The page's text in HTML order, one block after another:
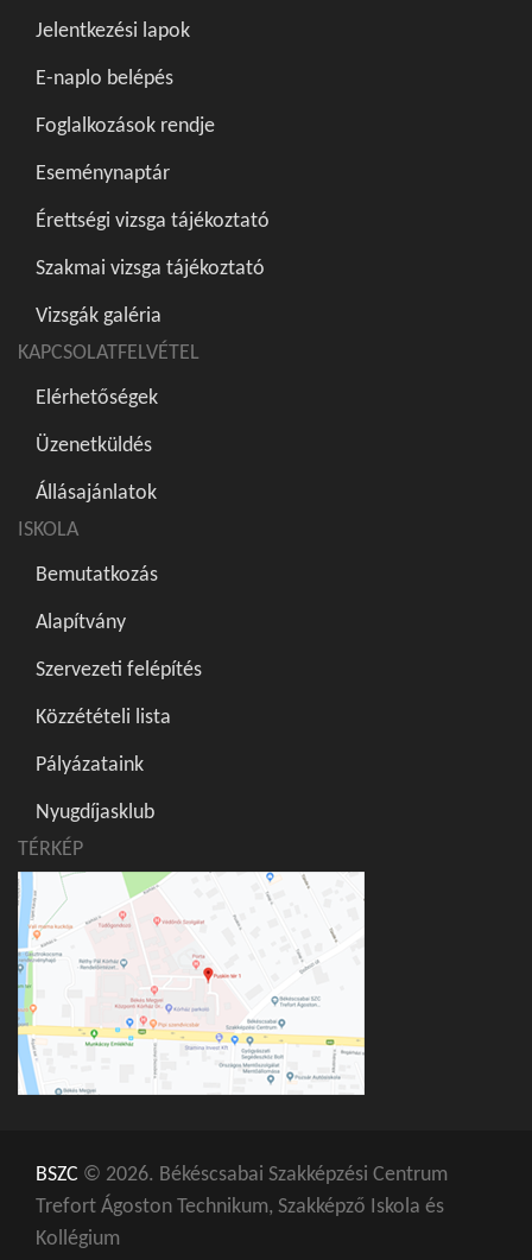
Jelentkezési lapok
E-naplo belépés
Foglalkozások rendje
Eseménynaptár
Érettségi vizsga tájékoztató
Szakmai vizsga tájékoztató
Vizsgák galéria
KAPCSOLATFELVÉTEL
Elérhetőségek
Üzenetküldés
Állásajánlatok
ISKOLA
Bemutatkozás
Alapítvány
Szervezeti felépítés
Közzétételi lista
Pályázataink
Nyugdíjasklub
TÉRKÉP
BSZC © 2026. Békéscsabai Szakképzési Centrum
Trefort Ágoston Technikum, Szakképző Iskola és
Kollégium